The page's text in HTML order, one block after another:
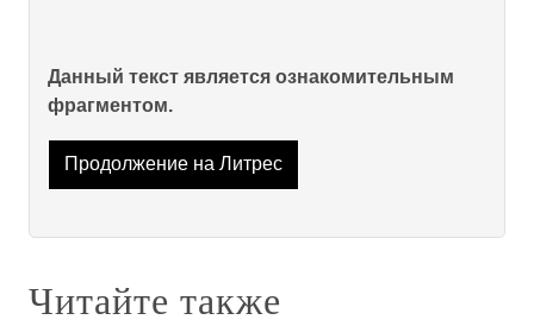
Данный текст является ознакомительным
фрагментом.
Продолжение на Литрес
Читайте также